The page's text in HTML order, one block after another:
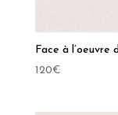
Face à
120€